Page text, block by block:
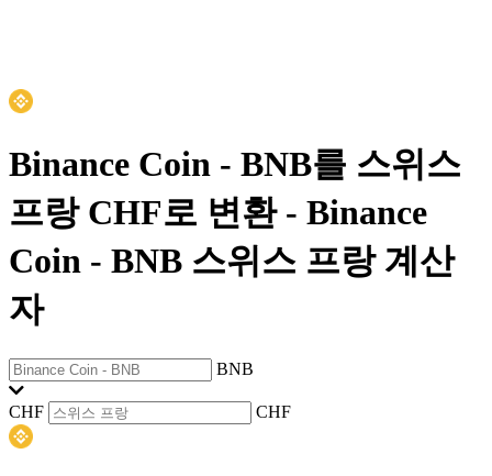
Binance Coin - BNB를 스위스
프랑 CHF로 변환- Binance
Coin - BNB 스위스 프랑 계산
자
BNB
CHF CHF